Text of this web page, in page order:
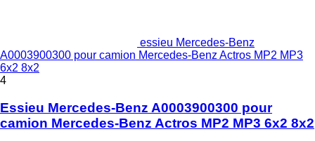
essieu Mercedes-Benz
A0003900300 pour camion Mercedes-Benz Actros MP2 MP3
6x2 8x2
4
Essieu Mercedes-Benz A0003900300 pour
camion Mercedes-Benz Actros MP2 MP3 6x2 8x2